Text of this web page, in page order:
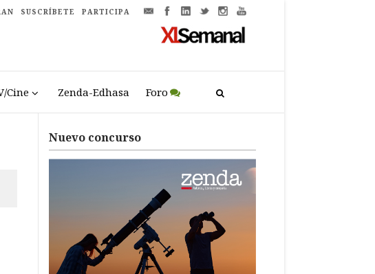
SUSCRÍBETE PARTICIPA
Cine Zenda-Edhasa Foro
Nuevo concurso